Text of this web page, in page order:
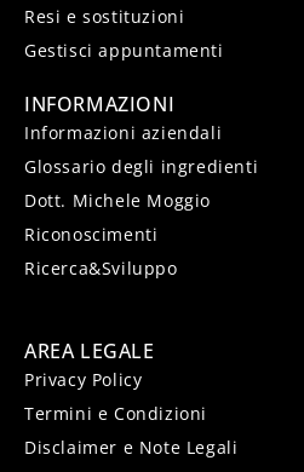
Resi e sostituzioni
Gestisci appuntamenti
INFORMAZIONI
Informazioni aziendali
Glossario degli ingredienti
Dott. Michele Moggio
Riconoscimenti
Ricerca&Sviluppo
AREA LEGALE
Privacy Policy
Termini e Condizioni
Disclaimer e Note Legali